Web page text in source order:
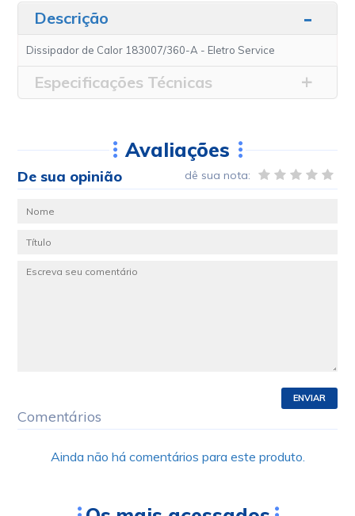
Descrição
Dissipador de Calor 183007/360-A - Eletro Service
Especificações Técnicas
Avaliações
De sua opinião dê sua nota:
ENVIAR
Comentários
Ainda não há comentários para este produto.